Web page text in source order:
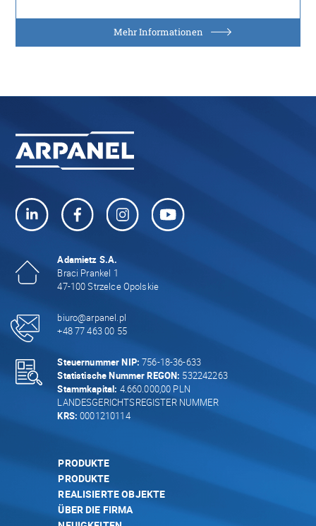
Mehr Informationen
Adamietz S.A.
Braci Prankel 1
47-100 Strzelce Opolskie
biuro@arpanel.pl
+48 77 463 00 55
Steuernummer NIP: 756-18-36-633
Statistische Nummer REGON: 532242263
Stammkapital: 4.660.000,00 PLN
LANDESGERICHTSREGISTER NUMMER
KRS: 0001210114
PRODUKTE
PRODUKTE
REALISIERTE OBJEKTE
ÜBER DIE FIRMA